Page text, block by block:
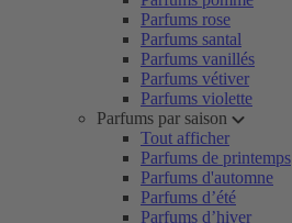
Parfums rose
Parfums santal
Parfums vanillés
Parfums vétiver
Parfums violette
Parfums par saison
Tout afficher
Parfums de printemps
Parfums d'automne
Parfums d’été
Parfums d’hiver